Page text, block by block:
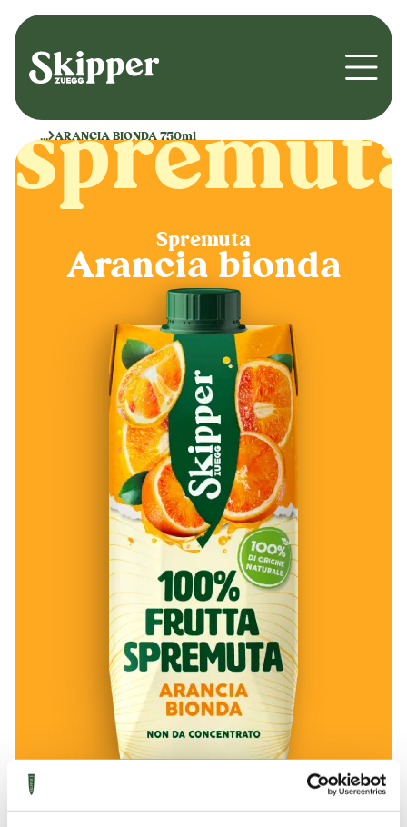
Open
... ARANCIA BIONDA 750ml
Spremuta
Arancia bionda
750ML
100% Frutta Spremuta